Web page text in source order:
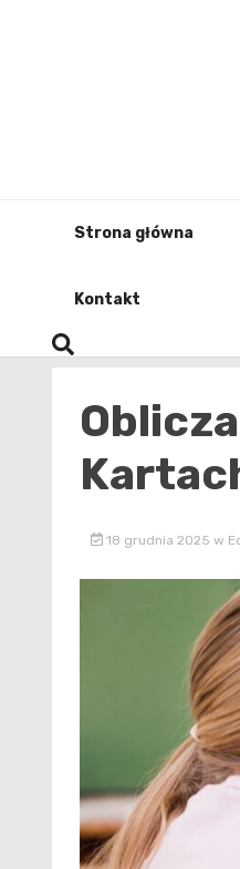
Strona główna
Kontakt
18 grudnia 2025 w